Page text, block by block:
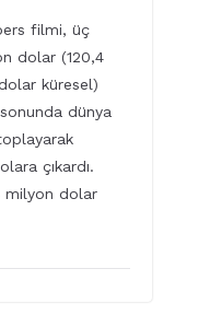
filmi, üç
dolar (120,4
küresel)
dünya
çıkardı.
milyon dolar